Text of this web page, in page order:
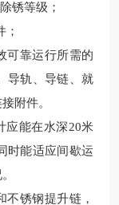
锈等级；
可靠运行所需的
导轨、导链、就
附件。
应能在水深20米
时能适应间歇运
锈钢提升链，